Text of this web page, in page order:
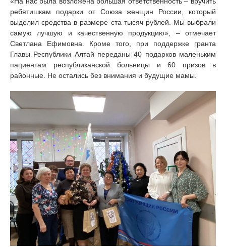
ребятишкам подарки от Союза женщин России, который
выделил средства в размере ста тысяч рублей. Мы выбрали
самую лучшую и качественную продукцию», – отмечает
Светлана Ефимовна. Кроме того, при поддержке гранта
Главы Республики Алтай переданы 40 подарков маленьким
пациентам республиканской больницы и 60 призов в
районные. Не остались без внимания и будущие мамы.